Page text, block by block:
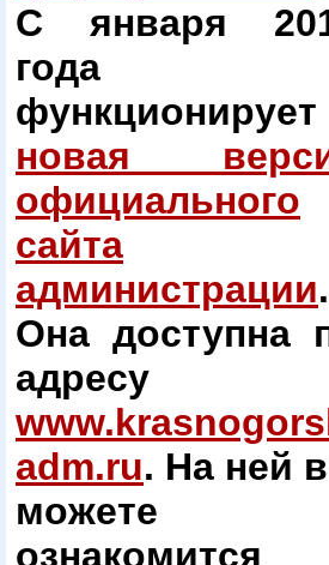
С января
года
функционирует
новая
официального
сайта
администрации.
Она доступна
адресу
adm.ru. На ней
можете
ознакомится